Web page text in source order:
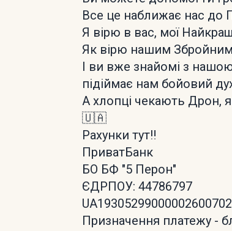
Все це наближає нас
Я вірю в вас, мої
Як вірю нашим
І ви вже знайомі з
підіймає нам бойовий
А хлопці чекають Дрон,
🇺🇦
Рахунки тут‼️
ПриватБанк
БО БФ "5 Перон"
ЄДРПОУ: 44786797
Призначення платежу -